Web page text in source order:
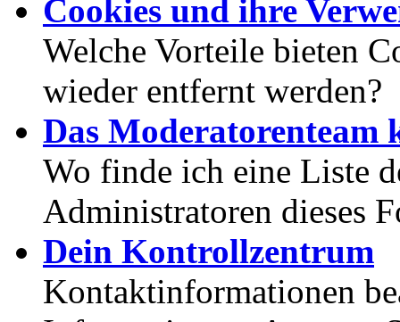
Cookies und ihre
Welche Vorteile bieten
wieder entfernt werden?
Das Moderatorenteam
Wo finde ich eine Liste
Administratoren dieses
Dein Kontrollzentrum
Kontaktinformationen